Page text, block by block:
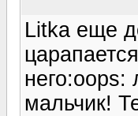
Litka еще
него:oops:
мальчик!